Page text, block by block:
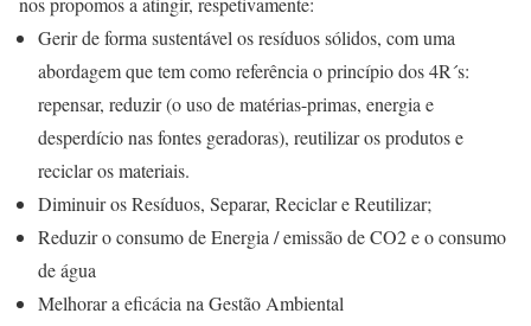
Gerir de forma sustentável os resíduos sólidos, com uma
abordagem que tem como referência o princípio dos 4R´s:
repensar, reduzir (o uso de matérias-primas, energia e
desperdício nas fontes geradoras), reutilizar os produtos e
reciclar os materiais.
Diminuir os Resíduos, Separar, Reciclar e Reutilizar;
Reduzir o consumo de Energia / emissão de CO2 e o consumo
de água
Melhorar a eficácia na Gestão Ambiental